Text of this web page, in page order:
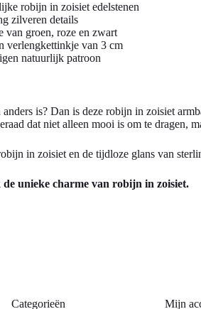
robijn in zoisiet edelstenen
zilveren details
van groen, roze en zwart
verlengkettinkje van 3 cm
natuurlijk patroon
anders is? Dan is deze robijn in zoisiet
dat niet alleen mooi is om te dragen,
in zoisiet en de tijdloze glans van
de unieke charme van robijn in zoisiet.
Categorieën Mijn